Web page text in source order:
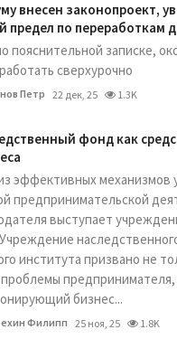
внесен законопроект,
предел по переработкам
пояснительной записке,
сверхурочно
Петр 22 дек, 25 1.3K
фонд как
эффективных механизмов
предпринимательской
выступает
института призвано не
предпринимателя,
бизнес...
Филипп 25 ноя, 25 1.8K